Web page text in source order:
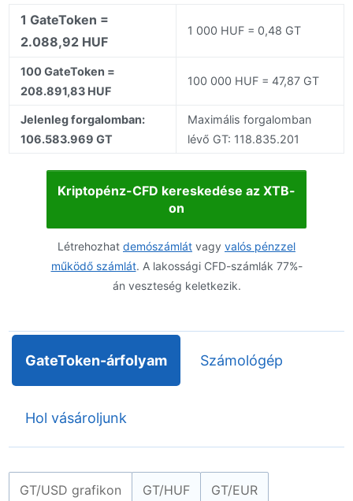
1 GateToken =
2.088,92 HUF
1 000 HUF = 0,48 GT
100 GateToken =
208.891,83 HUF
100 000 HUF = 47,87 GT
Jelenleg forgalomban:
106.583.969 GT
Maximális forgalomban
lévő GT: 118.835.201
Kriptopénz-CFD kereskedése az XTB-
on
Létrehozhat demószámlát vagy valós pénzzel
működő számlát. A lakossági CFD-számlák 77%-
án veszteség keletkezik.
GateToken-árfolyam Számológép
Hol vásároljunk
GT/USD grafikon GT/HUF
GT/EUR